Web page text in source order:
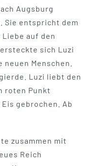
Augsburg
Sie entspricht dem
Liebe auf den
sich Luzi
Menschen.
Luzi liebt den
roten Punkt
gebrochen. Ab
zusammen mit
Reich